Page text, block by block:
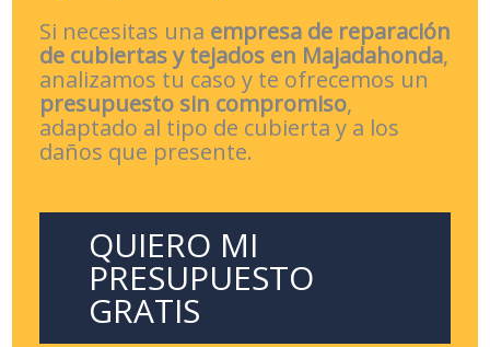
Si necesitas una empresa de reparación
de cubiertas y tejados en Majadahonda,
analizamos tu caso y te ofrecemos un
presupuesto sin compromiso,
adaptado al tipo de cubierta y a los
daños que presente.
QUIERO MI
PRESUPUESTO
GRATIS